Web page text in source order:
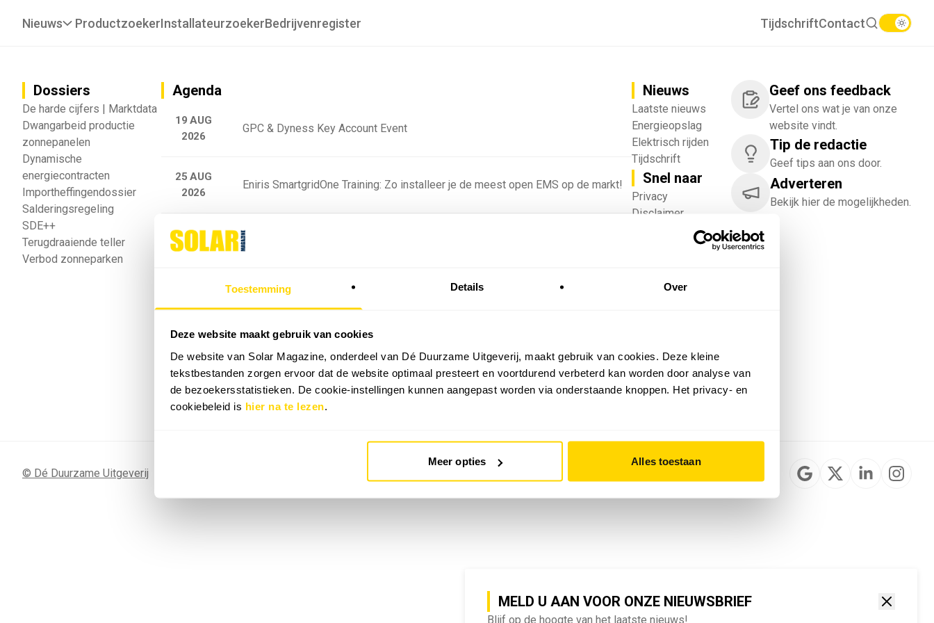
Toestemming Details Over
Deze website maakt gebruik van cookies
De website van Solar Magazine, onderdeel van Dé Duurzame Uitgeverij, maakt gebruik van cookies. Deze kleine
tekstbestanden zorgen ervoor dat de website optimaal presteert en voortdurend verbeterd kan worden door analyse van
de bezoekersstatistieken. De cookie-instellingen kunnen aangepast worden via onderstaande knoppen. Het privacy- en
cookiebeleid is hier na te lezen.
Meer opties Alles toestaan
MELD U AAN VOOR ONZE NIEUWSBRIEF
Blijf op de hoogte van het laatste nieuws!
Nieuws ProductzoekerInstallateurzoekerBedrijvenregister TijdschriftContact
Dossiers
De harde cijfers | Marktdata
Dwangarbeid productie
zonnepanelen
Dynamische
energiecontracten
Importheffingendossier
Salderingsregeling
SDE++
Terugdraaiende teller
Verbod zonneparken
Agenda
19 AUG
2026
GPC & Dyness Key Account Event
25 AUG
2026
Eniris SmartgridOne Training: Zo installeer je de meest open EMS op de markt!
25 AUG
2026
Sigenergy Training - Residentieel
2026
Webinar: Toekomstige batterijprofielen: hoe netbeheerders proberen
batterijgedrag in 2035 te voorspellen
2026
Sunergy Academy | SlimmeRik on Tour
Nieuws
Laatste nieuws
Energieopslag
Elektrisch rijden
Tijdschrift
Snel naar
Privacy
Disclaimer
Vacatures
English
Geef ons feedback
Vertel ons wat je van onze
website vindt.
Tip de redactie
Geef tips aan ons door.
Adverteren
Bekijk hier de mogelijkheden.
© Dé Duurzame Uitgeverij